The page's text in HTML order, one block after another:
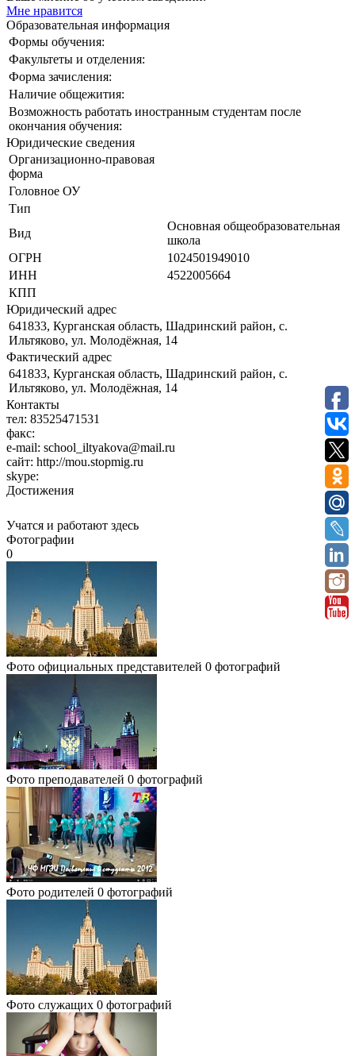
Мне нравится
Образовательная информация
Формы обучения:
Факультеты и отделения:
Форма зачисления:
Наличие общежития:
Возможность работать иностранным студентам после
окончания обучения:
Юридические сведения
Организационно-правовая
форма
Головное ОУ
Тип
Вид
Основная общеобразовательная
школа
ОГРН
1024501949010
ИНН
4522005664
КПП
Юридический адрес
641833, Курганская область, Шадринский район, с.
Ильтяково, ул. Молодёжная, 14
Фактический адрес
641833, Курганская область, Шадринский район, с.
Ильтяково, ул. Молодёжная, 14
Контакты
тел: 83525471531
факс:
e-mail: school_iltyakova@mail.ru
сайт: http://mou.stopmig.ru
skype:
Достижения
Учатся и работают здесь
Фотографии
0
Фото официальных представителей 0 фотографий
Фото преподавателей 0 фотографий
Фото родителей 0 фотографий
Фото служащих 0 фотографий